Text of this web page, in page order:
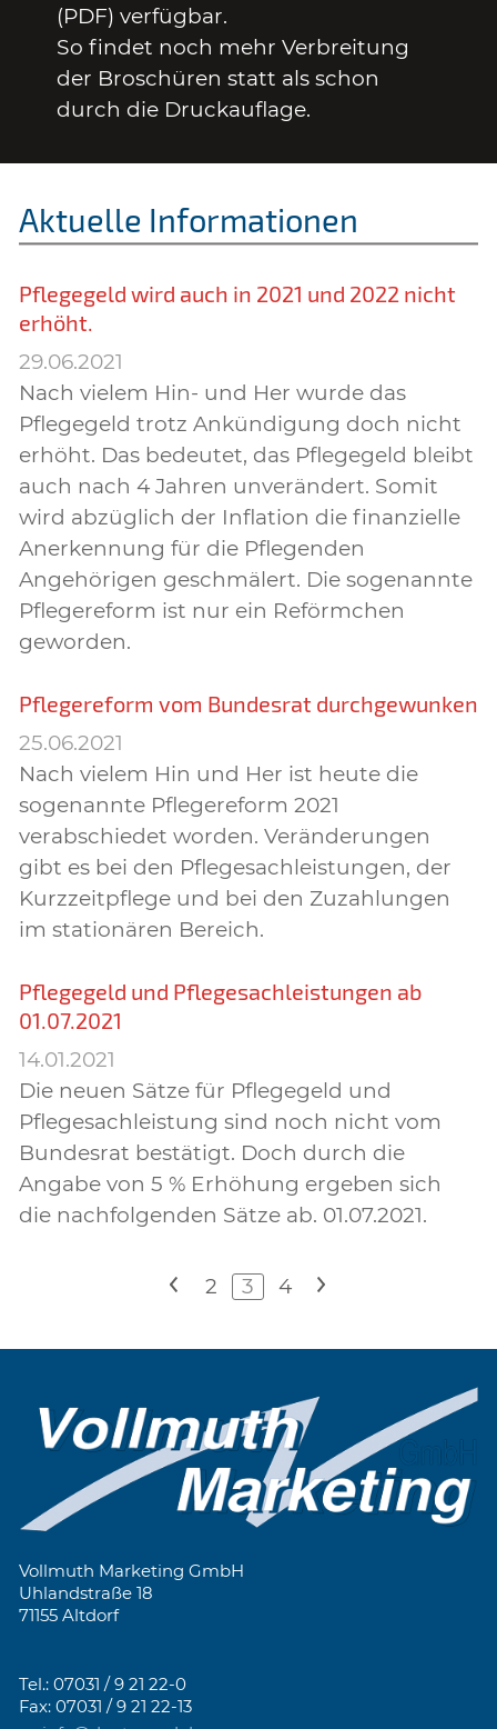
(PDF) verfügbar.
So findet noch mehr Verbreitung
der Broschüren statt als schon
durch die Druckauflage.
Aktuelle Informationen
Pflegegeld wird auch in 2021 und 2022 nicht
erhöht.
29.06.2021
Nach vielem Hin- und Her wurde das
Pflegegeld trotz Ankündigung doch nicht
erhöht. Das bedeutet, das Pflegegeld bleibt
auch nach 4 Jahren unverändert. Somit
wird abzüglich der Inflation die finanzielle
Anerkennung für die Pflegenden
Angehörigen geschmälert. Die sogenannte
Pflegereform ist nur ein Reförmchen
geworden.
Pflegereform vom Bundesrat durchgewunken
25.06.2021
Nach vielem Hin und Her ist heute die
sogenannte Pflegereform 2021
verabschiedet worden. Veränderungen
gibt es bei den Pflegesachleistungen, der
Kurzzeitpflege und bei den Zuzahlungen
im stationären Bereich.
Pflegegeld und Pflegesachleistungen ab
01.07.2021
14.01.2021
Die neuen Sätze für Pflegegeld und
Pflegesachleistung sind noch nicht vom
Bundesrat bestätigt. Doch durch die
Angabe von 5 % Erhöhung ergeben sich
die nachfolgenden Sätze ab. 01.07.2021.
< 2 3 4 >
Vollmuth Marketing GmbH
Uhlandstraße 18
71155 Altdorf
Tel.: 07031 / 9 21 22-0
Fax: 07031 / 9 21 22-13